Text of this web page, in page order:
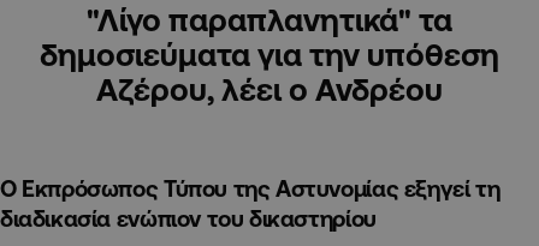
"Λίγο παραπλανητικά" τα
δημοσιεύματα για την υπόθεση
Αζέρου, λέει ο Ανδρέου
Ο Εκπρόσωπος Τύπου της Αστυνομίας εξηγεί τη
διαδικασία ενώπιον του δικαστηρίου